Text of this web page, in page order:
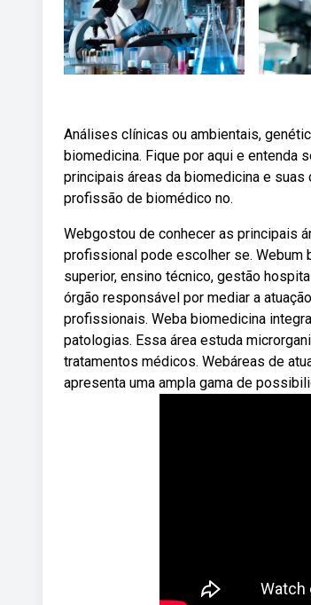
Análises clínicas ou ambientais,
biomedicina. Fique por aqui e entenda
principais áreas da biomedicina e
profissão de biomédico no.
Webgostou de conhecer as principais
profissional pode escolher se. Webum
superior, ensino técnico, gestão
órgão responsável por mediar a
profissionais. Weba biomedicina
patologias. Essa área estuda
tratamentos médicos. Webáreas de
apresenta uma ampla gama de